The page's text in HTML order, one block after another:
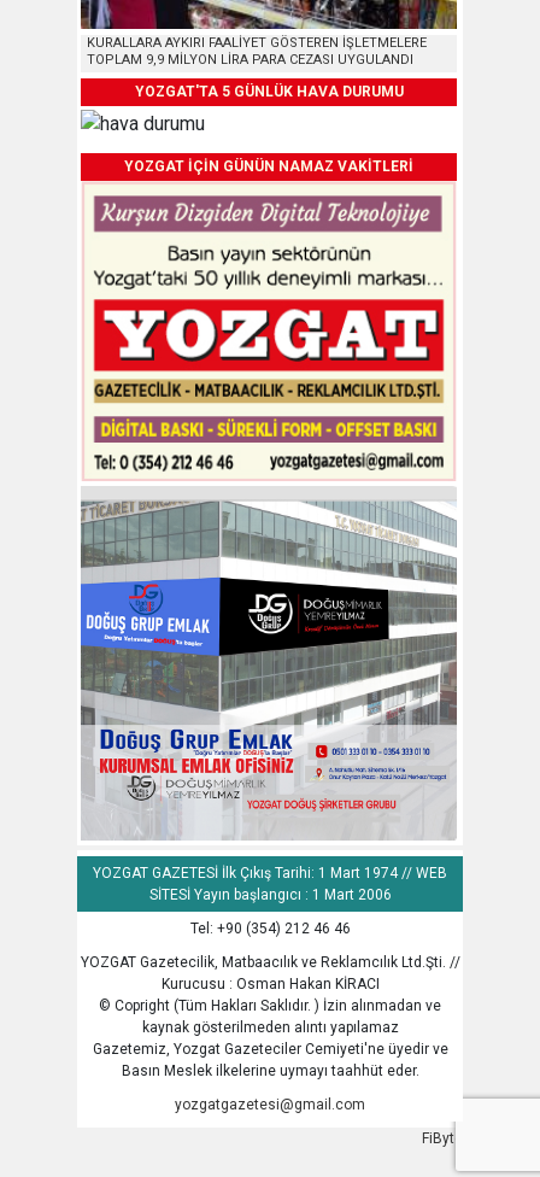
KURALLARA AYKIRI FAALİYET GÖSTEREN İŞLETMELERE
TOPLAM 9,9 MİLYON LİRA PARA CEZASI UYGULANDI
YOZGAT'TA 5 GÜNLÜK HAVA DURUMU
YOZGAT İÇİN GÜNÜN NAMAZ VAKİTLERİ
YOZGAT GAZETESİ İlk Çıkış Tarihi: 1 Mart 1974 // WEB
SİTESİ Yayın başlangıcı : 1 Mart 2006
Tel: +90 (354) 212 46 46
YOZGAT Gazetecilik, Matbaacılık ve Reklamcılık Ltd.Şti. //
Kurucusu : Osman Hakan KİRACI
© Copright (Tüm Hakları Saklıdır. ) İzin alınmadan ve
kaynak gösterilmeden alıntı yapılamaz
Gazetemiz, Yozgat Gazeteciler Cemiyeti'ne üyedir ve
Basın Meslek ilkelerine uymayı taahhüt eder.
yozgatgazetesi@gmail.com
FiByte